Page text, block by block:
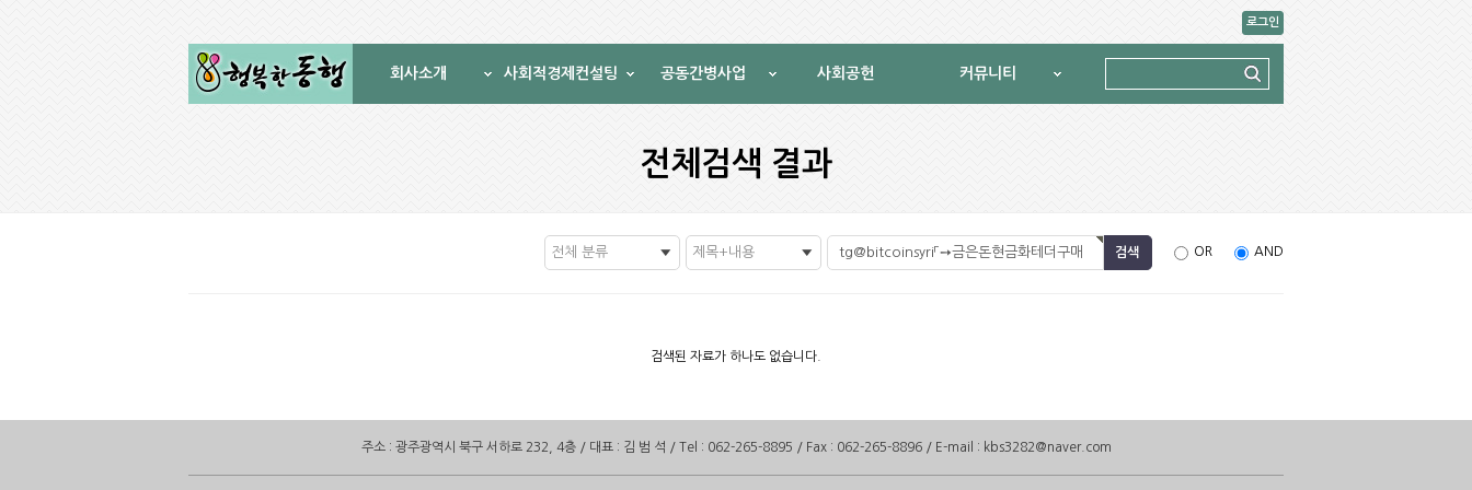
회사소개 사회적경제컨설팅 공동간병사업 사회공헌 커뮤니티
로그인
전체검색 결과
전체 분류 제목+내용 OR AND
검색된 자료가 하나도 없습니다.
주소 : 광주광역시 북구 서하로 232, 4층 / 대표 : 김 범 석 / Tel : 062-265-8895 / Fax : 062-265-8896 / E-mail : kbs3282@naver.com